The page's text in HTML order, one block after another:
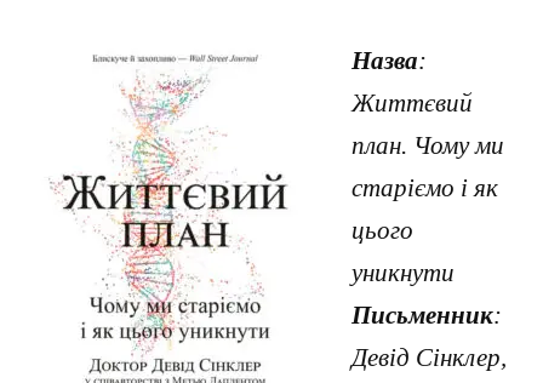
Назва:
Життєвий
план. Чому ми
старіємо і як
цього
уникнути
Письменник:
Девід Сінклер,